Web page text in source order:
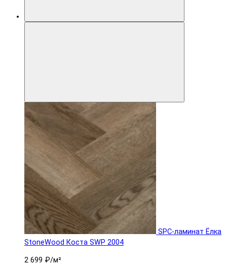
SPC-ламинат Ëлка
StoneWood Коста SWP 2004
2 699 ₽/м²